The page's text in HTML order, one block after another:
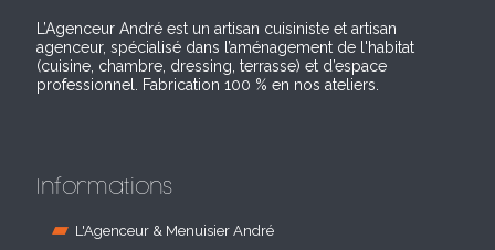
L’Agenceur André est un artisan cuisiniste et artisan
agenceur, spécialisé dans l’aménagement de l'habitat
(cuisine, chambre, dressing, terrasse) et d’espace
professionnel. Fabrication 100 % en nos ateliers.
Informations
L'Agenceur & Menuisier André